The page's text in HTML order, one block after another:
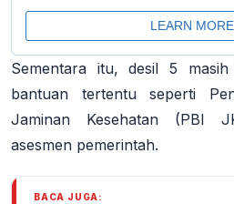
Sementara itu, desil 5 masih
bantuan tertentu seperti
Jaminan Kesehatan (PBI
asesmen pemerintah.
BACA JUGA: